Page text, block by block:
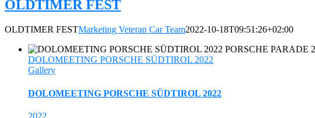
OLDTIMER FEST
OLDTIMER FESTMarketing Veteran Car Team2022-10-18T09:51:26+02:00
DOLOMEETING PORSCHE SÜDTIROL 2022
Gallery
DOLOMEETING PORSCHE SÜDTIROL 2022
2022